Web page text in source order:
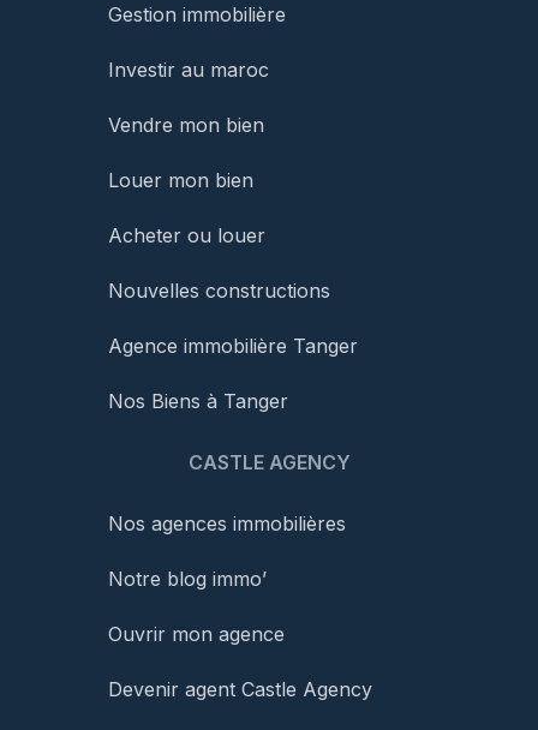
Gestion immobilière
Investir au maroc
Vendre mon bien
Louer mon bien
Acheter ou louer
Nouvelles constructions
Agence immobilière Tanger
Nos Biens à Tanger
CASTLE AGENCY
Nos agences immobilières
Notre blog immo’
Ouvrir mon agence
Devenir agent Castle Agency